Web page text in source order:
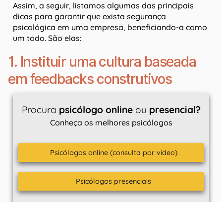
Assim, a seguir, listamos algumas das principais
dicas para garantir que exista segurança
psicológica em uma empresa, beneficiando-a como
um todo. São elas:
1. Instituir uma cultura baseada
em feedbacks construtivos
Procura psicólogo onlineou presencial?
Conheça os melhores psicólogos
Psicólogos online (consulta por video)
Psicólogos presenciais